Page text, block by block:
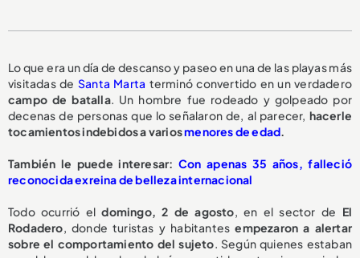
Lo que era un día de descanso y paseo en una de las playas más
visitadas de Santa Marta terminó convertido en un verdadero
campo de batalla. Un hombre fue rodeado y golpeado por
decenas de personas que lo señalaron de, al parecer, hacerle
tocamientos indebidos a variosmenores de edad.
También le puede interesar: Con apenas 35 años, falleció
reconocida exreina de belleza internacional
Todo ocurrió eldomingo, 2 de agosto, en el sector de El
Rodadero, donde turistas y habitantesempezaron a alertar
sobre el comportamiento del sujeto. Según quienes estaban